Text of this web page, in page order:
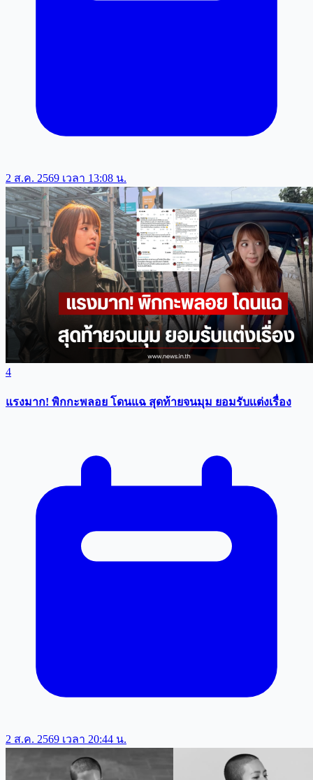
2 ส.ค. 2569 เวลา 13:08 น.
4
แรงมาก! พิกกะพลอย โดนแฉ สุดท้ายจนมุม ยอมรับเเต่งเรื่อง
2 ส.ค. 2569 เวลา 20:44 น.